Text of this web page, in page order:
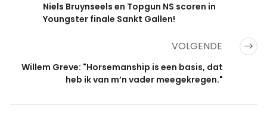
Niels Bruynseels en Topgun NS scoren in
Youngster finale Sankt Gallen!
VOLGENDE
Willem Greve: "Horsemanship is een basis, dat
heb ik van m’n vader meegekregen."